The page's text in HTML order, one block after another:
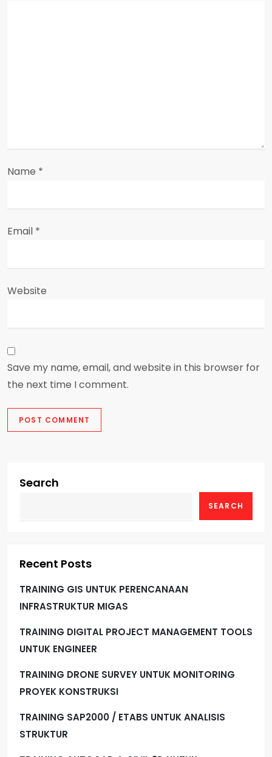
Name *
Email *
Website
Save my name, email, and website in this browser for
the next time I comment.
Search
SEARCH
Recent Posts
TRAINING GIS UNTUK PERENCANAAN
INFRASTRUKTUR MIGAS
TRAINING DIGITAL PROJECT MANAGEMENT TOOLS
UNTUK ENGINEER
TRAINING DRONE SURVEY UNTUK MONITORING
PROYEK KONSTRUKSI
TRAINING SAP2000 / ETABS UNTUK ANALISIS
STRUKTUR